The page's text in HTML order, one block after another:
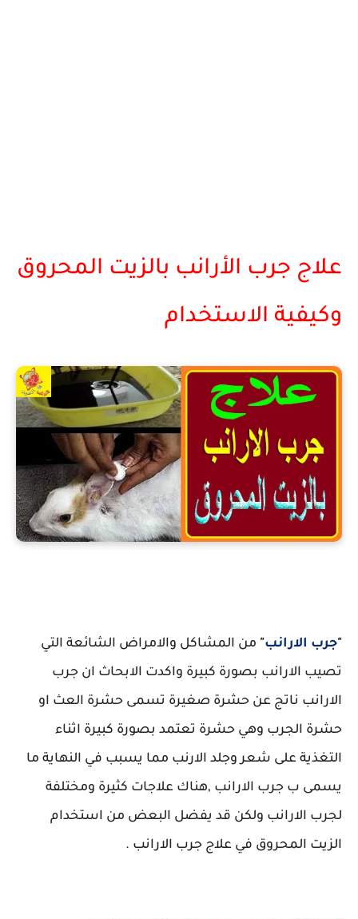
علاج جرب الأرانب بالزيت المحروق
وكيفية الاستخدام
"جرب الارانب" من المشاكل والامراض الشائعة التي
تصيب الارانب بصورة كبيرة واكدت الابحاث ان جرب
الارانب ناتج عن حشرة صغيرة تسمى حشرة العث او
حشرة الجرب وهي حشرة تعتمد بصورة كبيرة اثناء
التغذية على شعر وجلد الارنب مما يسبب في النهاية ما
يسمى ب جرب الارانب ,هناك علاجات كثيرة ومختلفة
لجرب الارانب ولكن قد يفضل البعض من استخدام
الزيت المحروق في علاج جرب الارانب .